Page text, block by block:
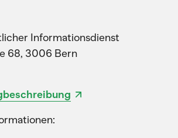
Informationsdienst
68, 3006 Bern